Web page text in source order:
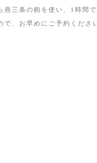
三条の鉋を使い、1時間
、お早めにご予約くださ